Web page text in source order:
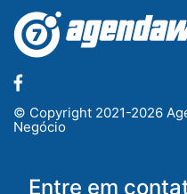
© Copyright 2021-2026
Negócio
Entre em